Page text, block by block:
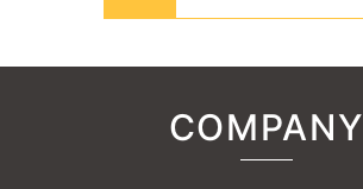
COMPANY